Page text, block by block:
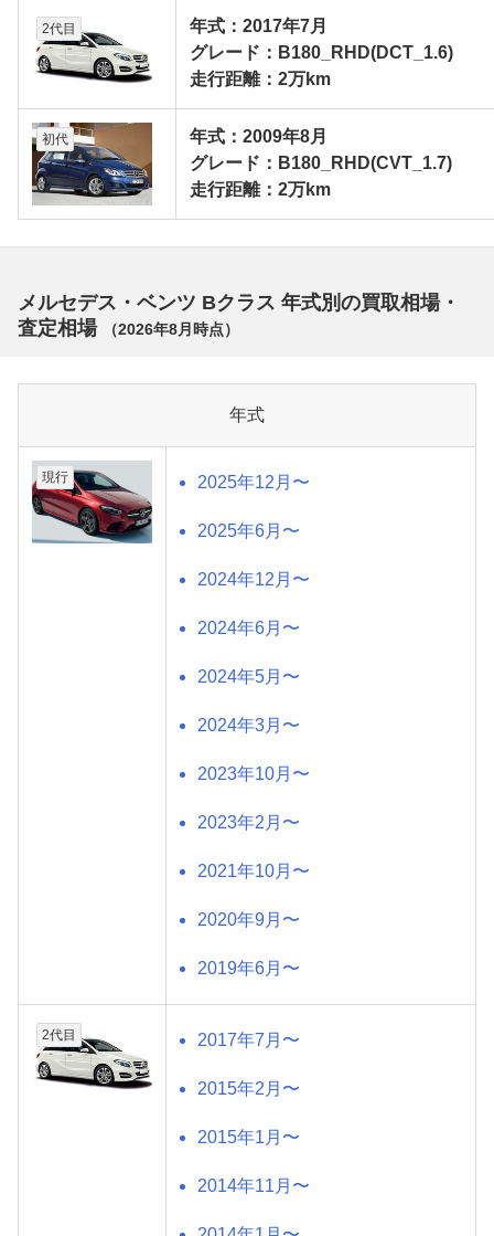
2代目
年式：2017年7月
グレード：B180_RHD(DCT_1.6)
走行距離：2万km
初代
年式：2009年8月
グレード：B180_RHD(CVT_1.7)
走行距離：2万km
メルセデス・ベンツ Bクラス 年式別の買取相場・
査定相場
（2026年8月 時点）
年式
現行 2025年12月〜
2025年6月〜
2024年12月〜
2024年6月〜
2024年5月〜
2024年3月〜
2023年10月〜
2023年2月〜
2021年10月〜
2020年9月〜
2019年6月〜
2代目 2017年7月〜
2015年2月〜
2015年1月〜
2014年11月〜